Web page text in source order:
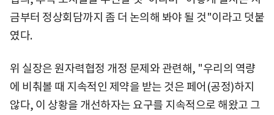
금부터 정상회담까지 좀 더 논의해 봐야 될 것"이라고 덧붙
였다.
위 실장은 원자력협정 개정 문제와 관련해, "우리의 역량
에 비춰볼 때 지속적인 제약을 받는 것은 페어(공정)하지
않다, 이 상황을 개선하자는 요구를 지속적으로 해왔고 그